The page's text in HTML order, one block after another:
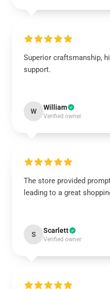
Superior craftsmanship,
support.
W William
Verified owner
The store provided
leading to a great
S Scarlett
Verified owner